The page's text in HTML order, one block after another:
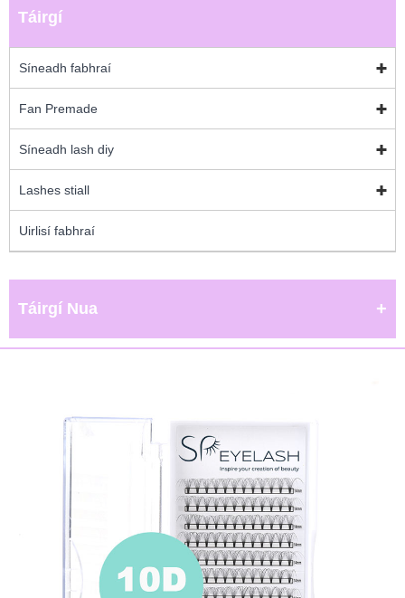
Táirgí
Síneadh fabhraí
Fan Premade
Síneadh lash diy
Lashes stiall
Uirlisí fabhraí
Táirgí Nua